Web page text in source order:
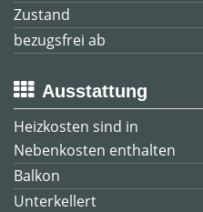
Zustand
bezugsfrei ab
Ausstattung
Heizkosten sind in
Nebenkosten enthalten
Balkon
Unterkellert